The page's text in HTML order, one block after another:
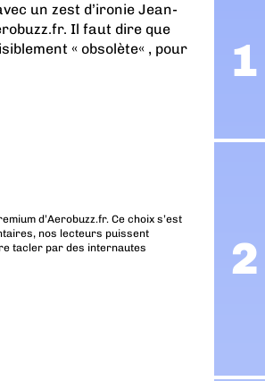
un zest d’ironie Jean-
Il faut dire que
« obsolète« , pour
d’Aerobuzz.fr. Ce choix s’est
nos lecteurs puissent
tacler par des internautes